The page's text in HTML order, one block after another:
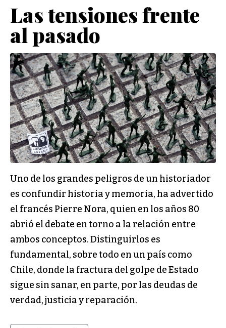
Las tensiones frente
al pasado
Uno de los grandes peligros de un historiador
es confundir historia y memoria, ha advertido
el francés Pierre Nora, quien en los años 80
abrió el debate en torno a la relación entre
ambos conceptos. Distinguirlos es
fundamental, sobre todo en un país como
Chile, donde la fractura del golpe de Estado
sigue sin sanar, en parte, por las deudas de
verdad, justicia y reparación.